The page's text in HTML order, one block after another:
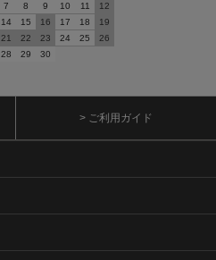
7 8 9 10 11
12
14 15 16 17 18
19
21 22 23 24 25
26
28 29 30
> ご利用ガイド